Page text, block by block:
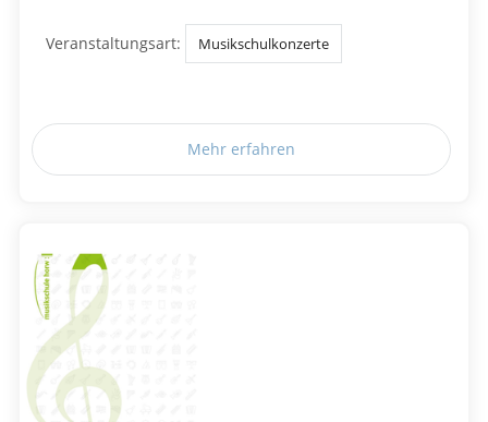
Veranstaltungsart: Musikschulkonzerte
Mehr erfahren